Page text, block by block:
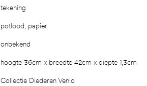
tekening
potlood, papier
onbekend
hoogte 36cm x breedte 42cm x diepte 1,3cm
Collectie Diederen Venlo